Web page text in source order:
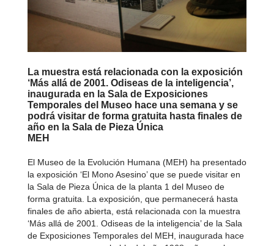
La muestra está relacionada con la exposición
‘Más allá de 2001. Odiseas de la inteligencia’,
inaugurada en la Sala de Exposiciones
Temporales del Museo hace una semana y se
podrá visitar de forma gratuita hasta finales de
año en la Sala de Pieza Única
MEH
El Museo de la Evolución Humana (MEH) ha presentado
la exposición ‘El Mono Asesino’ que se puede visitar en
la Sala de Pieza Única de la planta 1 del Museo de
forma gratuita. La exposición, que permanecerá hasta
finales de año abierta, está relacionada con la muestra
‘Más allá de 2001. Odiseas de la inteligencia’ de la Sala
de Exposiciones Temporales del MEH, inaugurada hace